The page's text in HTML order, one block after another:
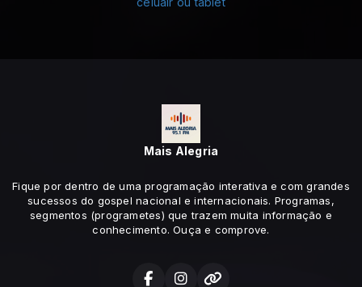
Mais Alegria
Fique por dentro de uma programação interativa e com grandes
sucessos do gospel nacional e internacionais. Programas,
segmentos (programetes) que trazem muita informação e
conhecimento. Ouça e comprove.